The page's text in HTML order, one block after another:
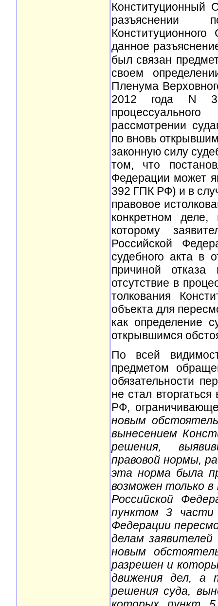
Конституционный
разъяснении
данное
был связан
своем
Пленума
2012 года N
рассмотрении
по вновь
законную силу
том, что
Федерации может
392 ГПК РФ) и в
правовое
конкретном
которому
Российской
судебного акта в
причиной
отсутствие в
толкования
объекта для
как определение
открывшимся
По всей
предметом
обязательности
не стал
РФ,
новым
вынесением
решения,
правовой нормы,
эта норма была
возможен только
Российской
пунктом 3
Федерации
делам
новым
разрешен и
движения дел, а
решения суда,